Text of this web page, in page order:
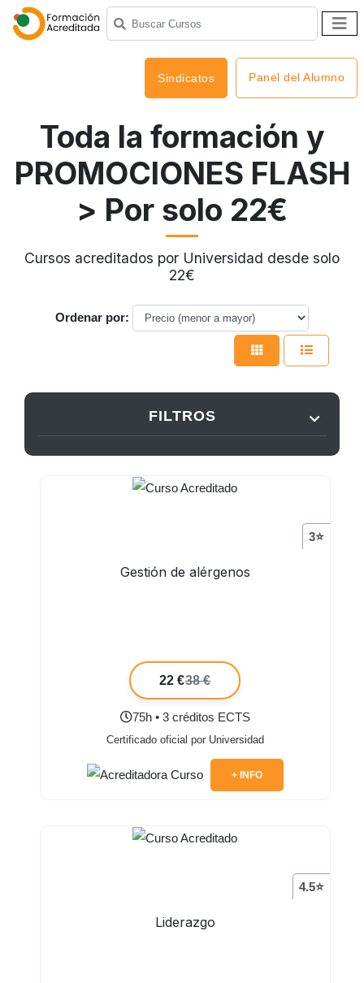
Sindicatos Panel del Alumno
Toda la formación y
PROMOCIONES FLASH
> Por solo 22€
Cursos acreditados por Universidad desde solo
22€
Ordenar por:
FILTROS
3⭐
Gestión de alérgenos
22 €38 €
75h • 3 créditos ECTS
Certificado oficial por Universidad
+ INFO
4.5⭐
Liderazgo